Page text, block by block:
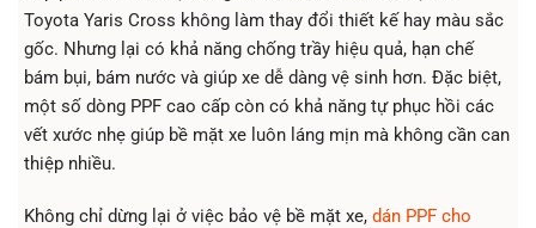
Toyota Yaris Cross không làm thay đổi thiết kế hay màu sắc
gốc. Nhưng lại có khả năng chống trầy hiệu quả, hạn chế
bám bụi, bám nước và giúp xe dễ dàng vệ sinh hơn. Đặc biệt,
một số dòng PPF cao cấp còn có khả năng tự phục hồi các
vết xước nhẹ giúp bề mặt xe luôn láng mịn mà không cần can
thiệp nhiều.
Không chỉ dừng lại ở việc bảo vệ bề mặt xe, dán PPF cho